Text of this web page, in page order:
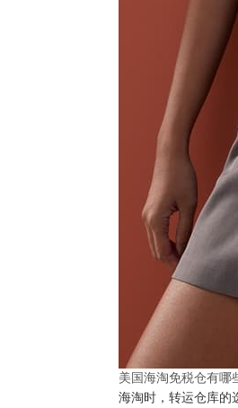
美国海淘免税仓有哪
海淘时，转运仓库的